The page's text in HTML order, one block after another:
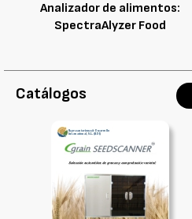
Analizador de alimentos:
SpectraAlyzer Food
Catálogos